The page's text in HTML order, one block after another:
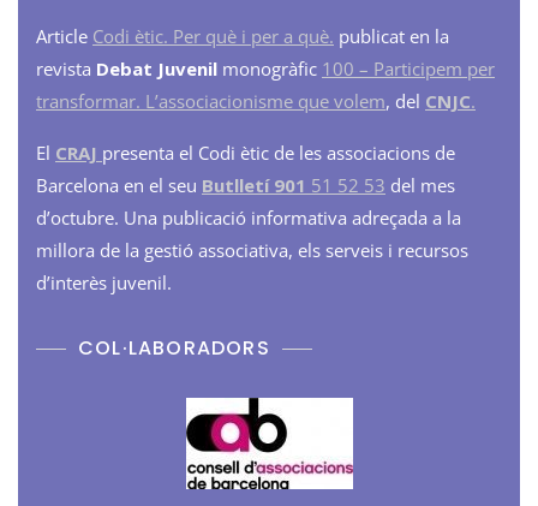
Article Codi ètic. Per què i per a què. publicat en la
revista Debat Juvenil monogràfic 100 – Participem per
transformar. L’associacionisme que volem, del CNJC.
El CRAJ presenta el Codi ètic de les associacions de
Barcelona en el seu Butlletí 901 51 52 53 del mes
d’octubre. Una publicació informativa adreçada a la
millora de la gestió associativa, els serveis i recursos
d’interès juvenil.
COL·LABORADORS